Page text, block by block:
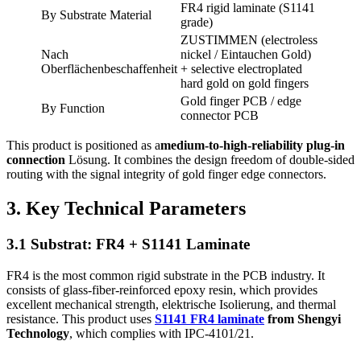
By Substrate Material
FR4 rigid laminate (S1141
grade)
Nach
Oberflächenbeschaffenheit
ZUSTIMMEN (electroless
nickel / Eintauchen Gold)
+ selective electroplated
hard gold on gold fingers
By Function
Gold finger PCB /edge
connector PCB
This product is positioned as amedium‑to‑high‑reliability plug‑in
connection Lösung. It combines the design freedom of double‑sided
routing with the signal integrity of gold finger edge connectors.
3. Key Technical Parameters
3.1 Substrat: FR4 + S1141 Laminate
FR4 is the most common rigid substrate in the PCB industry. It
consists of glass‑fiber‑reinforced epoxy resin, which provides
excellent mechanical strength, elektrische Isolierung, and thermal
resistance. This product uses S1141 FR4 laminate from Shengyi
Technology, which complies with IPC‑4101/21 .